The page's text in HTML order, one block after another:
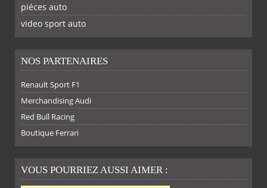
SUR SUR SUR SUR
FACEBOOKTWITTER
piéces auto
video sport auto
NOS PARTENAIRES
Renault Sport F1
Merchandising Audi
Red Bull Racing
Boutique Ferrari
VOUS POURRIEZ AUSSI AIMER :